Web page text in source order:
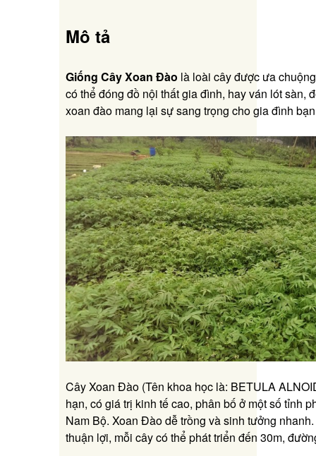
Mô tả
Giống Cây Xoan Đào là loài cây được ưa
có thể đóng đồ nội thất gia đình, hay ván lót sàn,
xoan đào mang lại sự sang trọng cho gia đình
Cây Xoan Đào (Tên khoa học là: BETULA
hạn, có giá trị kinh tế cao, phân bố ở một số tỉnh
Nam Bộ. Xoan Đào dễ trồng và sinh tưởng
thuận lợi, mỗi cây có thể phát triển đến 30m,